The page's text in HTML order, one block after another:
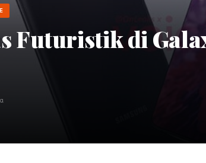
Futuristik di